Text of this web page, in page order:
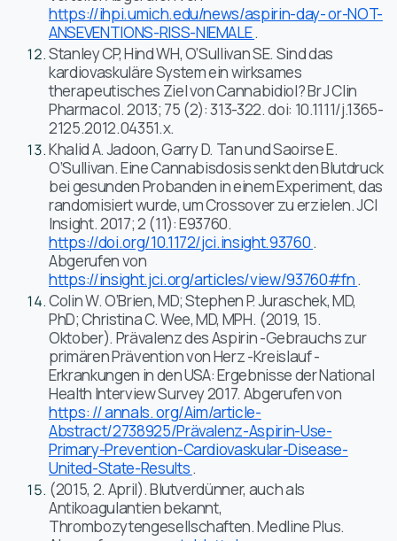
https://ihpi.umich.edu/news/aspirin-day- or-NOT-
ANSEVENTIONS-RISS-NIEMALE.
Stanley CP, Hind WH, O’Sullivan SE. Sind das
kardiovaskuläre System ein wirksames
therapeutisches Ziel von Cannabidiol? Br J Clin
Pharmacol. 2013; 75 (2): 313-322. doi: 10.1111/j.1365-
2125.2012.04351.x.
Khalid A. Jadoon, Garry D. Tan und Saoirse E.
O’Sullivan. Eine Cannabisdosis senkt den Blutdruck
bei gesunden Probanden in einem Experiment, das
randomisiert wurde, um Crossover zu erzielen. JCI
Insight. 2017; 2 (11): E93760.
https://doi.org/10.1172/jci.insight.93760.
Abgerufen von
https://insight.jci.org/articles/view/93760#fn.
Colin W. O’Brien, MD; Stephen P. Juraschek, MD,
PhD; Christina C. Wee, MD, MPH. (2019, 15.
Oktober). Prävalenz des Aspirin -Gebrauchs zur
primären Prävention von Herz -Kreislauf -
Erkrankungen in den USA: Ergebnisse der National
Health Interview Survey 2017. Abgerufen von
https: // annals. org/Aim/article-
Abstract/2738925/Prävalenz-Aspirin-Use-
Primary-Prevention-Cardiovaskular-Disease-
United-State-Results.
(2015, 2. April). Blutverdünner, auch als
Antikoagulantien bekannt,
Thrombozytengesellschaften. Medline Plus.